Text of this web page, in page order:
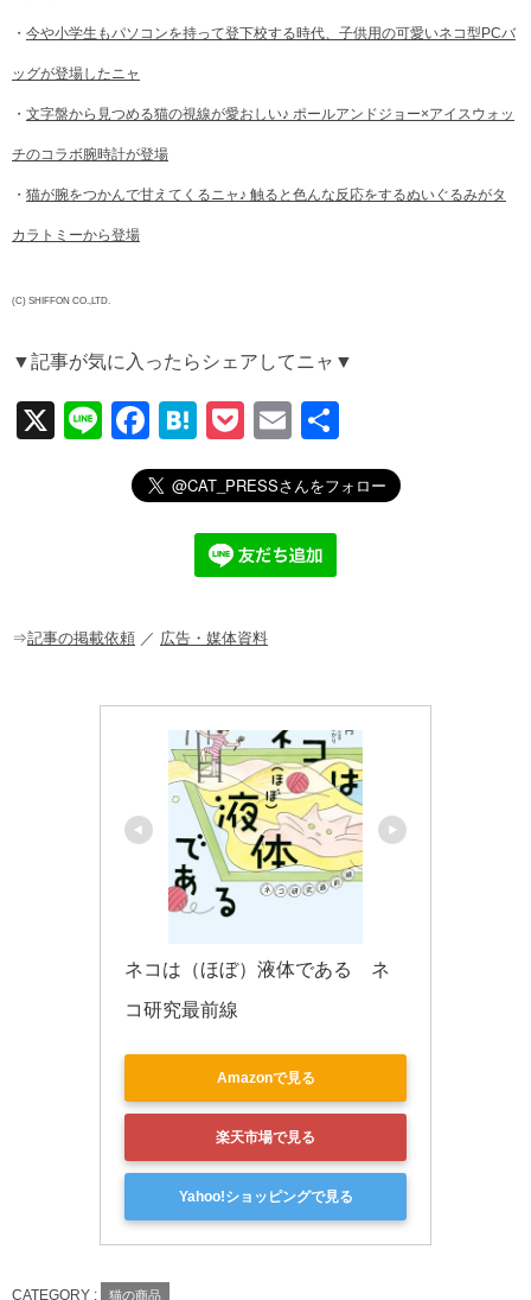
・ 今や小学生もパソコンを持って登下校する時代、子供用の可愛いネコ型PCバ
ッグが登場したニャ
・ 文字盤から見つめる猫の視線が愛おしい♪ ポールアンドジョー×アイスウォッ
チのコラボ腕時計が登場
・ 猫が腕をつかんで甘えてくるニャ♪ 触ると色んな反応をするぬいぐるみがタ
カラトミーから登場
(C) SHIFFON CO.,LTD.
▼記事が気に入ったらシェアしてニャ▼
X
Li
F
a
c
o
H
at
e
n
a
P
o
ck
et
E
m
ail
有
⇒記事の掲載依頼 ／ 広告・媒体資料
ネコは（ほぼ）液体である　ネ
コ研究最前線
Amazonで見る
楽天市場で見る
Yahoo!ショッピングで見る
CATEGORY : 猫の商品